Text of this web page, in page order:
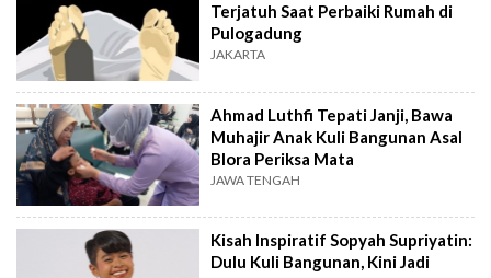
Terjatuh Saat Perbaiki Rumah di
Pulogadung
JAKARTA
Ahmad Luthfi Tepati Janji, Bawa
Muhajir Anak Kuli Bangunan Asal
Blora Periksa Mata
JAWA TENGAH
Kisah Inspiratif Sopyah Supriyatin:
Dulu Kuli Bangunan, Kini Jadi